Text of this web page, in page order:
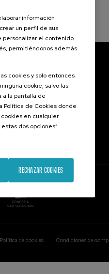
anteriores
Política de cookies Condiciones de
información
un perfil de sus
personalizar el contenido
permitiéndonos además
cookies y solo entonces
cookie, salvo las
a la pantalla de
Política de Cookies donde
en cualquier
dos opciones”
RECHAZAR COOKIES